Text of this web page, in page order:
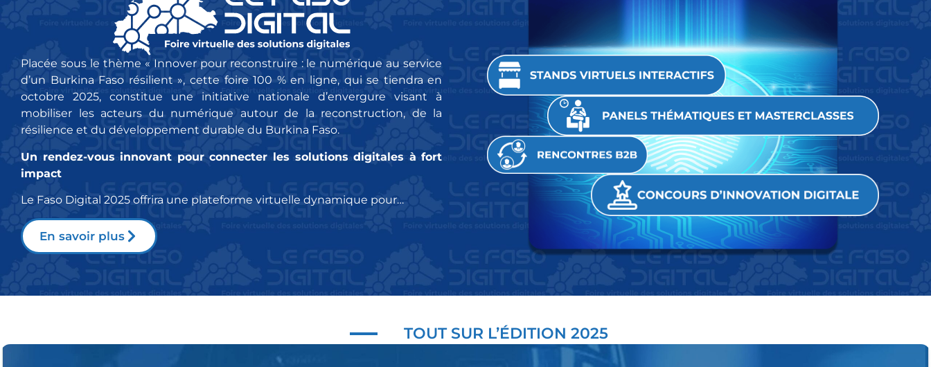
Placée sous le thème « Innover pour reconstruire : le numérique au service
d’un Burkina Faso résilient », cette foire 100 % en ligne, qui se tiendra en
octobre 2025, constitue une initiative nationale d’envergure visant à
mobiliser les acteurs du numérique autour de la reconstruction, de la
résilience et du développement durable du Burkina Faso.
Un rendez-vous innovant pour connecter les solutions digitales à fort
impact
Le Faso Digital 2025 offrira une plateforme virtuelle dynamique pour…
En savoir plus
TOUT SUR L’ÉDITION 2025